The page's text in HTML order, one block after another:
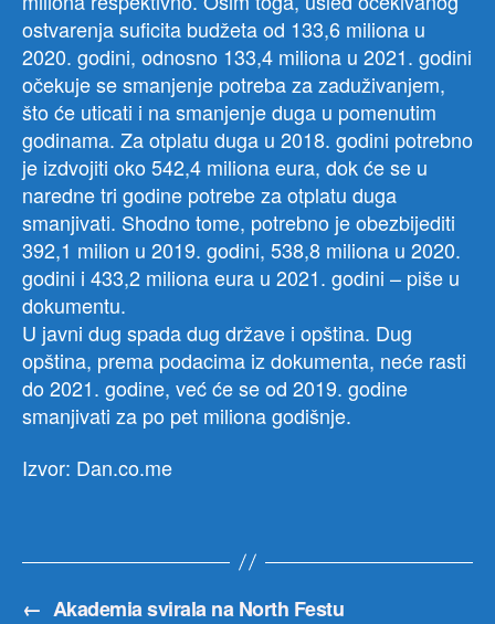
ostvarenja suficita budžeta od 133,6 miliona u
2020. godini, odnosno 133,4 miliona u 2021. godini
očekuje se smanjenje potreba za zaduživanjem,
što će uticati i na smanjenje duga u pomenutim
godinama. Za otplatu duga u 2018. godini potrebno
je izdvojiti oko 542,4 miliona eura, dok će se u
naredne tri godine potrebe za otplatu duga
smanjivati. Shodno tome, potrebno je obezbijediti
392,1 milion u 2019. godini, 538,8 miliona u 2020.
godini i 433,2 miliona eura u 2021. godini – piše u
dokumentu.
U javni dug spada dug države i opština. Dug
opština, prema podacima iz dokumenta, neće rasti
do 2021. godine, već će se od 2019. godine
smanjivati za po pet miliona godišnje.
Izvor: Dan.co.me
← Akademia svirala na North Festu